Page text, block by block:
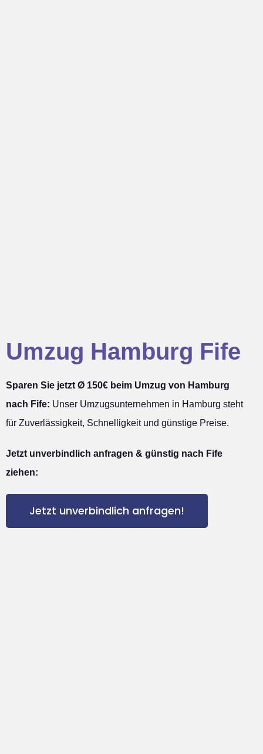
Umzug Hamburg Fife
Sparen Sie jetzt Ø 150€ beim Umzug von Hamburg
nach Fife: Unser Umzugsunternehmen in Hamburg steht
für Zuverlässigkeit, Schnelligkeit und günstige Preise.
Jetzt unverbindlich anfragen & günstig nach Fife
ziehen:
Jetzt unverbindlich anfragen!